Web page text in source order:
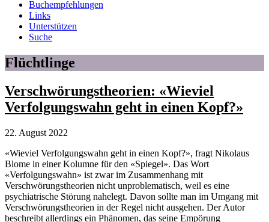
Risiken
konspirationistischen
Denkens
Buchempfehlungen
Links
Unterstützen
Suche
Flüchtlinge
Verschwörungstheorien: «Wieviel
Verfolgungswahn geht in einen Kopf?»
22. August 2022
«Wieviel Verfolgungswahn geht in einen Kopf?», fragt Nikolaus
Blome in einer Kolumne für den «Spiegel». Das Wort
«Verfolgungswahn» ist zwar im Zusammenhang mit
Verschwörungstheorien nicht unproblematisch, weil es eine
psychiatrische Störung nahelegt. Davon sollte man im Umgang mit
Verschwörungstheorien in der Regel nicht ausgehen. Der Autor
beschreibt allerdings ein Phänomen, das seine Empörung